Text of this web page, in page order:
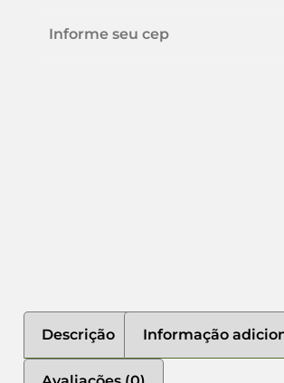
Descrição Informação